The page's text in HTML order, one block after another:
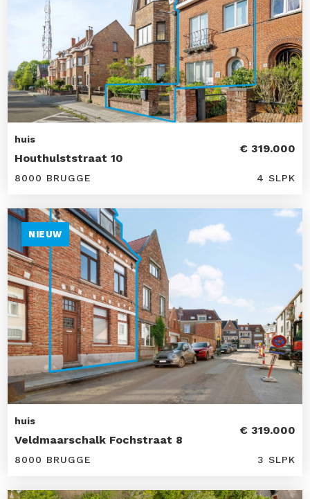
huis
Houthulststraat 10
€ 319.000
8000 BRUGGE 4 SLPK
NIEUW
huis
Veldmaarschalk Fochstraat 8
€ 319.000
8000 BRUGGE 3 SLPK